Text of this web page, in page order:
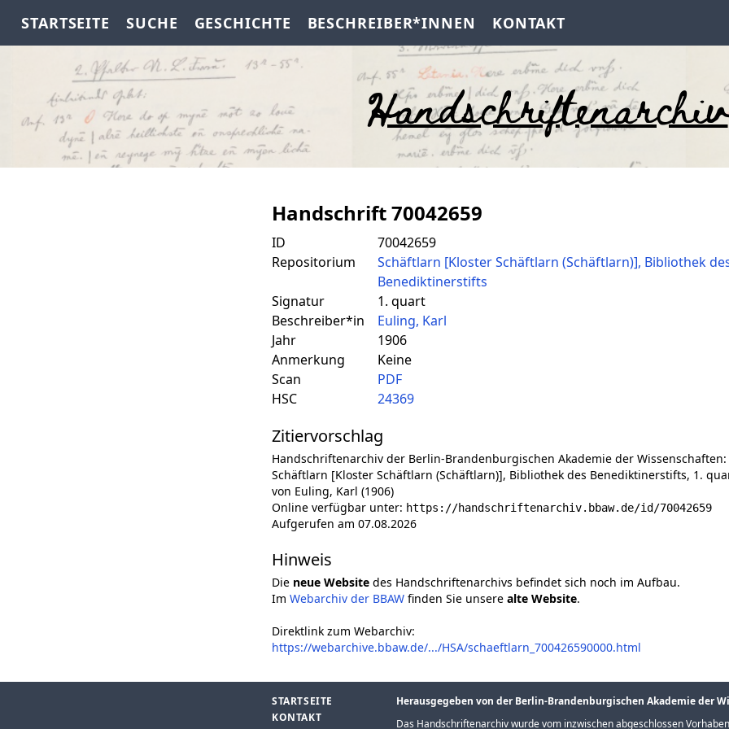
STARTSEITE SUCHE GESCHICHTE BESCHREIBER*INNEN KONTAKT
Handschriftenarchiv
Handschrift 70042659
ID
70042659
Repositorium
Schäftlarn [Kloster Schäftlarn (Schäftlarn)], Bibliothek
Benediktinerstifts
Signatur
1. quart
Beschreiber*in
Euling, Karl
Jahr
1906
Anmerkung
Keine
Scan
PDF
HSC
24369
Zitiervorschlag
Handschriftenarchiv der Berlin-Brandenburgischen Akademie der Wissenschaften:
Schäftlarn [Kloster Schäftlarn (Schäftlarn)], Bibliothek des Benediktinerstifts, 1.
von Euling, Karl (1906)
Online verfügbar unter: https://handschriftenarchiv.bbaw.de/id/70042659
Aufgerufen am 07.08.2026
Hinweis
Die neue Website des Handschriftenarchivs befindet sich noch im Aufbau.
Im Webarchiv der BBAW finden Sie unsere alte Website.
Direktlink zum Webarchiv:
https://webarchive.bbaw.de/.../HSA/schaeftlarn_700426590000.html
STARTSEITE
KONTAKT
Herausgegeben von der Berlin-Brandenburgischen Akademie der
Das Handschriftenarchiv wurde vom inzwischen abgeschlossen